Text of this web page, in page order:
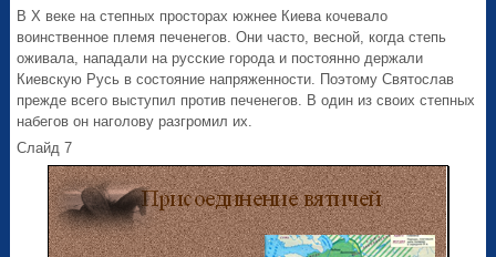
В X веке на степных просторах южнее Киева кочевало
воинственное племя печенегов. Они часто, весной, когда степь
оживала, нападали на русские города и постоянно держали
Киевскую Русь в состояние напряженности. Поэтому Святослав
прежде всего выступил против печенегов. В один из своих степных
набегов он наголову разгромил их.
Слайд 7